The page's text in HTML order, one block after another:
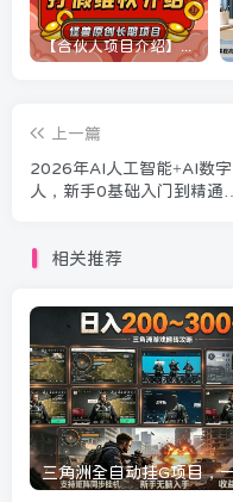
【合伙人项目介绍】打假维权项目介绍
上一篇
2026年AI人工智能+AI数字
人，新手0基础入门到精通全
相关推荐